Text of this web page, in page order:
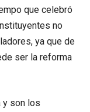
que celebró
no
ya que de
ser la reforma
y son los